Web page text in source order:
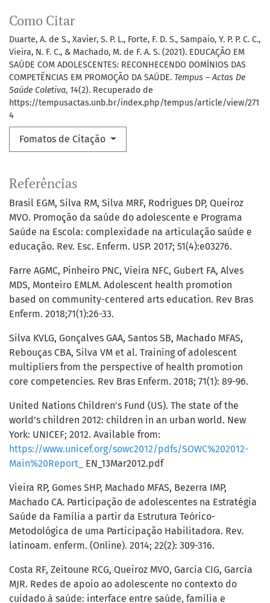
Como Citar
Duarte, A. de S., Xavier, S. P. L., Forte, F. D. S., Sampaio, Y. P. P. C. C.,
Vieira, N. F. C., & Machado, M. de F. A. S. (2021). EDUCAÇÃO EM
SAÚDE COM ADOLESCENTES: RECONHECENDO DOMÍNIOS DAS
COMPETÊNCIAS EM PROMOÇÃO DA SAÚDE. Tempus – Actas De
Saúde Coletiva, 14(2). Recuperado de
https://tempusactas.unb.br/index.php/tempus/article/view/271
4
Fomatos de Citação
Referências
Brasil EGM, Silva RM, Silva MRF, Rodrigues DP, Queiroz
MVO. Promoção da saúde do adolescente e Programa
Saúde na Escola: complexidade na articulação saúde e
educação. Rev. Esc. Enferm. USP. 2017; 51(4):e03276.
Farre AGMC, Pinheiro PNC, Vieira NFC, Gubert FA, Alves
MDS, Monteiro EMLM. Adolescent health promotion
based on community-centered arts education. Rev Bras
Enferm. 2018;71(1):26-33.
Silva KVLG, Gonçalves GAA, Santos SB, Machado MFAS,
Rebouças CBA, Silva VM et al. Training of adolescent
multipliers from the perspective of health promotion
core competencies. Rev Bras Enferm. 2018; 71(1): 89-96.
United Nations Children’s Fund (US). The state of the
world’s children 2012: children in an urban world. New
York: UNICEF; 2012. Available from:
https://www.unicef.org/sowc2012/pdfs/SOWC%202012-
Main%20Report_
EN_13Mar2012.pdf
Vieira RP, Gomes SHP, Machado MFAS, Bezerra IMP,
Machado CA. Participação de adolescentes na Estratégia
Saúde da Família a partir da Estrutura Teórico-
Metodológica de uma Participação Habilitadora. Rev.
latinoam. enferm. (Online). 2014; 22(2): 309-316.
Costa RF, Zeitoune RCG, Queiroz MVO, García CIG, García
MJR. Redes de apoio ao adolescente no contexto do
cuidado à saúde: interface entre saúde, família e